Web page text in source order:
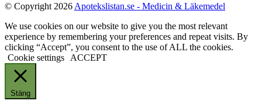
© Copyright 2026 Apotekslistan.se - Medicin & Läkemedel
We use cookies on our website to give you the most relevant
experience by remembering your preferences and repeat visits. By
clicking “Accept”, you consent to the use of ALL the cookies.
Cookie settings
ACCEPT
Stäng